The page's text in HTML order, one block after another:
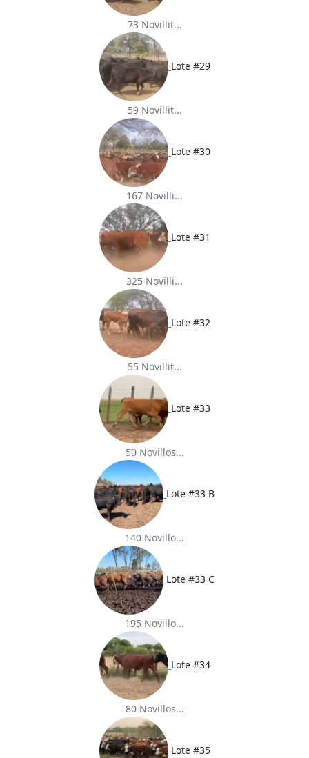
73 Novillit...
Lote #29
59 Novillit...
Lote #30
167 Novilli...
Lote #31
325 Novilli...
Lote #32
55 Novillit...
Lote #33
50 Novillos...
Lote #33 B
140 Novillo...
Lote #33 C
195 Novillo...
Lote #34
80 Novillos...
Lote #35